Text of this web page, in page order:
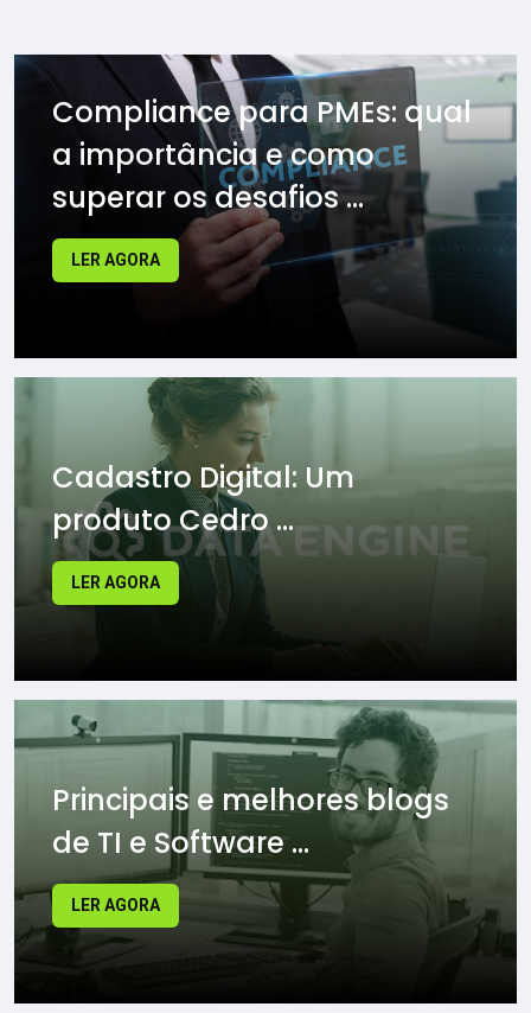
Compliance para PMEs: qual
a importância e como
superar os desafios ...
LER AGORA
Cadastro Digital: Um
produto Cedro ...
LER AGORA
Principais e melhores blogs
de TI e Software ...
LER AGORA